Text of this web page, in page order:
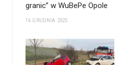
granic” w WuBePe Opole
16 GRUDNIA 2025